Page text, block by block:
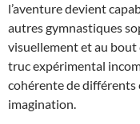
l’aventure devient
autres gymnastiques
visuellement et au bout
truc expérimental
cohérente de différents
imagination.